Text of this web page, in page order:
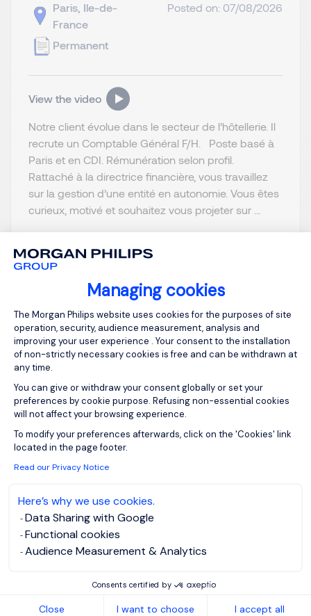
Managing cookies
Consent Management Platform:
The Morgan Philips website uses cookies for the purposes of site
operation, security, audience measurement, analysis and
improving your user experience . Your consent to the installation
of non-strictly necessary cookies is free and can be withdrawn at
any time.
You can give or withdraw your consent globally or set your
preferences by cookie purpose. Refusing non-essential cookies
will not affect your browsing experience.
To modify your preferences afterwards, click on the 'Cookies' link
located in the page footer.
Read our Privacy Notice
Here’s why we use cookies.
Data Sharing with Google
Functional cookies
Audience Measurement & Analytics
Consents certified by
Close I want to choose I accept all
Paris, Ile-de-
France
Permanent
Posted on: 07/08/2026
View the video
Notre client évolue dans le secteur de l’hôtellerie. Il
recrute un Comptable Général F/H. Poste basé à
Paris et en CDI. Rémunération selon profil.
Rattaché à la directrice financière, vous travaillez
sur la gestion d’une entité en autonomie. Vous êtes
curieux, motivé et souhaitez vous projeter sur ...
View job and apply
Directeur d'Enseignes
F/H
Paris, Ile-de-
France
View the video
en GMS et souhaitez passer un cap vers un rôle
plus stratégique, avec une vraie dimension